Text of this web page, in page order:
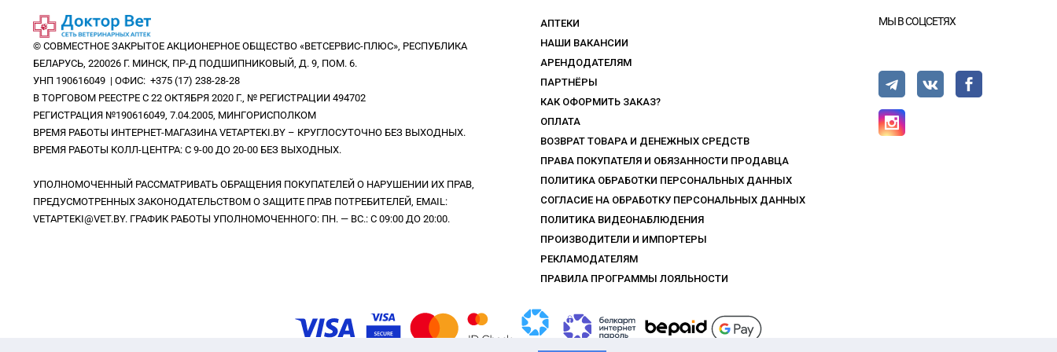
© СОВМЕСТНОЕ ЗАКРЫТОЕ АКЦИОНЕРНОЕ ОБЩЕСТВО «ВЕТСЕРВИС-ПЛЮС», РЕСПУБЛИКА
БЕЛАРУСЬ, 220026 Г. МИНСК, ПР-Д ПОДШИПНИКОВЫЙ, Д. 9, ПОМ. 6.
УНП 190616049 | ОФИС: +375 (17) 238-28-28
В ТОРГОВОМ РЕЕСТРЕ С 22 ОКТЯБРЯ 2020 Г., № РЕГИСТРАЦИИ 494702
РЕГИСТРАЦИЯ №190616049, 7.04.2005, МИНГОРИСПОЛКОМ
ВРЕМЯ РАБОТЫ ИНТЕРНЕТ-МАГАЗИНА VETAPTEKI.BY – КРУГЛОСУТОЧНО БЕЗ ВЫХОДНЫХ.
ВРЕМЯ РАБОТЫ КОЛЛ-ЦЕНТРА: С 9-00 ДО 20-00 БЕЗ ВЫХОДНЫХ.
УПОЛНОМОЧЕННЫЙ РАССМАТРИВАТЬ ОБРАЩЕНИЯ ПОКУПАТЕЛЕЙ О НАРУШЕНИИ ИХ ПРАВ,
ПРЕДУСМОТРЕННЫХ ЗАКОНОДАТЕЛЬСТВОМ О ЗАЩИТЕ ПРАВ ПОТРЕБИТЕЛЕЙ, EMAIL:
VETAPTEKI@VET.BY. ГРАФИК РАБОТЫ УПОЛНОМОЧЕННОГО: ПН. — ВС.: С 09:00 ДО 20:00.
АПТЕКИ
НАШИ ВАКАНСИИ
АРЕНДОДАТЕЛЯМ
ПАРТНЁРЫ
КАК ОФОРМИТЬ ЗАКАЗ?
ОПЛАТА
ВОЗВРАТ ТОВАРА И ДЕНЕЖНЫХ СРЕДСТВ
ПРАВА ПОКУПАТЕЛЯ И ОБЯЗАННОСТИ ПРОДАВЦА
ПОЛИТИКА ОБРАБОТКИ ПЕРСОНАЛЬНЫХ ДАННЫХ
СОГЛАСИЕ НА ОБРАБОТКУ ПЕРСОНАЛЬНЫХ ДАННЫХ
ПОЛИТИКА ВИДЕОНАБЛЮДЕНИЯ
ПРОИЗВОДИТЕЛИ И ИМПОРТЕРЫ
РЕКЛАМОДАТЕЛЯМ
ПРАВИЛА ПРОГРАММЫ ЛОЯЛЬНОСТИ
МЫ В СОЦСЕТЯХ